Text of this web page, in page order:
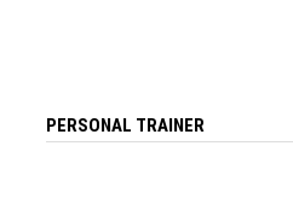
PERSONAL TRAINER